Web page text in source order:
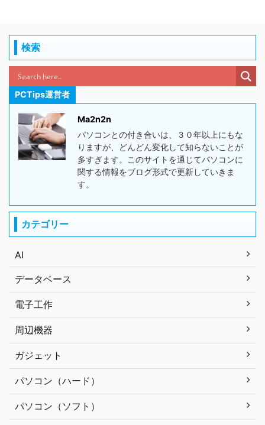
検索
PCTips運営者
Ma2n2n
パソコンとの付き合いは、３０年以上にもな
りますが、どんどん変化して知らないことが
多すぎます。このサイトを通じてパソコンに
関する情報をブログ形式で更新していきま
す。
カテゴリー
AI
データベース
電子工作
周辺機器
ガジェット
パソコン（ハード）
パソコン（ソフト）